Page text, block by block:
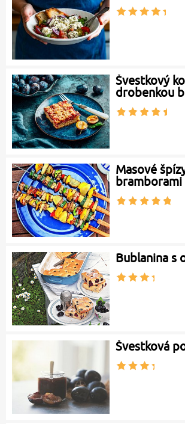
Švestkový
drobenkou
Masové
bramborami
Bublanina s
Švestková